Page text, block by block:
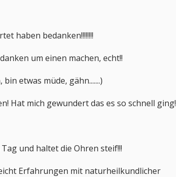
haben bedanken!!!!!!!!
um einen machen, echt!!
etwas müde, gähn.......)
Hat mich gewundert das es so schnell ging!
und haltet die Ohren steif!!!
Erfahrungen mit naturheilkundlicher